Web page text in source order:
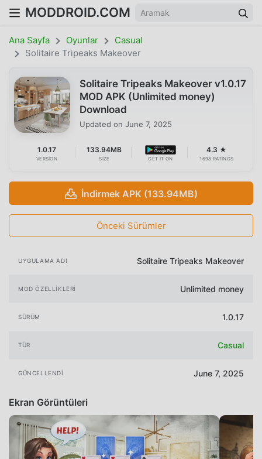
MODDROID.COM
Ana Sayfa Oyunlar
Casual
Solitaire Tripeaks Makeover
Solitaire Tripeaks Makeover v1.0.17
MOD APK (Unlimited money)
Download
Updated on June 7, 2025
1.0.17
VERSION
133.94MB
SIZE GET IT ON
4.3 ★
1698 RATINGS
İndirmek APK (133.94MB)
Önceki Sürümler
UYGULAMA ADI Solitaire Tripeaks Makeover
MOD ÖZELLIKLERI Unlimited money
SÜRÜM 1.0.17
TÜR Casual
GÜNCELLENDI June 7, 2025
Ekran Görüntüleri